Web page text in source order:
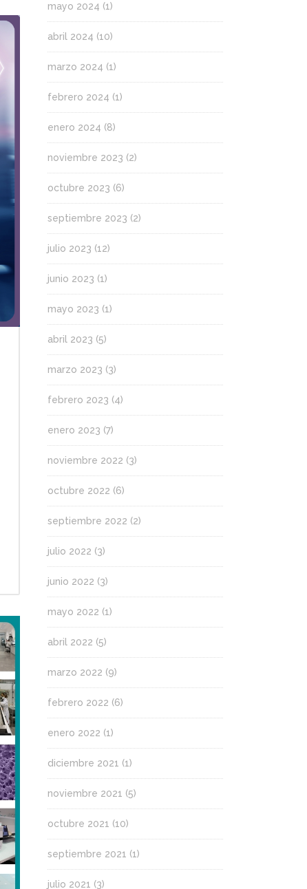
mayo 2024 (1)
abril 2024 (10)
marzo 2024 (1)
febrero 2024 (1)
enero 2024 (8)
noviembre 2023 (2)
octubre 2023 (6)
septiembre 2023 (2)
julio 2023 (12)
junio 2023 (1)
mayo 2023 (1)
abril 2023 (5)
marzo 2023 (3)
febrero 2023 (4)
enero 2023 (7)
noviembre 2022 (3)
octubre 2022 (6)
septiembre 2022 (2)
julio 2022 (3)
junio 2022 (3)
mayo 2022 (1)
abril 2022 (5)
marzo 2022 (9)
febrero 2022 (6)
enero 2022 (1)
diciembre 2021 (1)
noviembre 2021 (5)
octubre 2021 (10)
septiembre 2021 (1)
julio 2021 (3)